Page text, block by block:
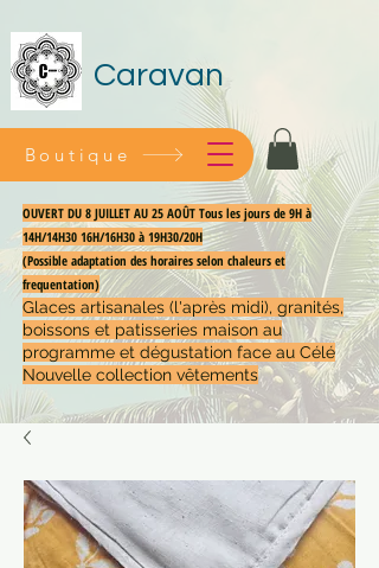
Caravan
OUVERT DU 8 JUILLET AU 25 AOÛT Tous les jours de 9H à
14H/14H30 16H/16H30 à 19H30/20H
(Possible adaptation des horaires selon chaleurs et
frequentation)
Glaces artisanales (l'après midi), granités,
boissons et patisseries maison au
programme et dégustation face au Célé
Nouvelle collection vêtements
Boutique